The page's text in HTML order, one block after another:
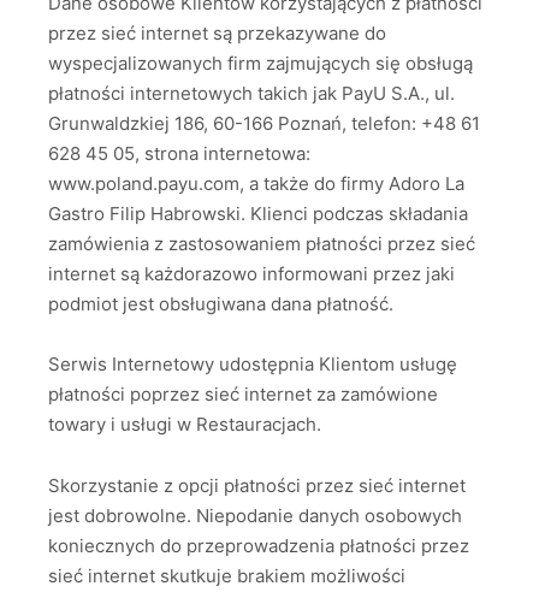
przez sieć internet są przekazywane do
wyspecjalizowanych firm zajmujących się obsługą
płatności internetowych takich jak PayU S.A., ul.
Grunwaldzkiej 186, 60-166 Poznań, telefon: +48 61
628 45 05, strona internetowa:
www.poland.payu.com, a także do firmy Adoro La
Gastro Filip Habrowski. Klienci podczas składania
zamówienia z zastosowaniem płatności przez sieć
internet są każdorazowo informowani przez jaki
podmiot jest obsługiwana dana płatność.
Serwis Internetowy udostępnia Klientom usługę
płatności poprzez sieć internet za zamówione
towary i usługi w Restauracjach.
Skorzystanie z opcji płatności przez sieć internet
jest dobrowolne. Niepodanie danych osobowych
koniecznych do przeprowadzenia płatności przez
sieć internet skutkuje brakiem możliwości